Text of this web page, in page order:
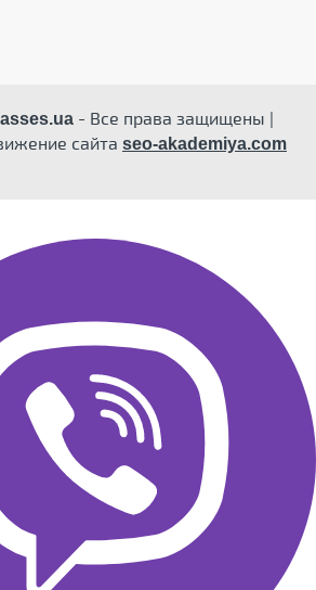
- Все права защищены |
сайта seo-akademiya.com